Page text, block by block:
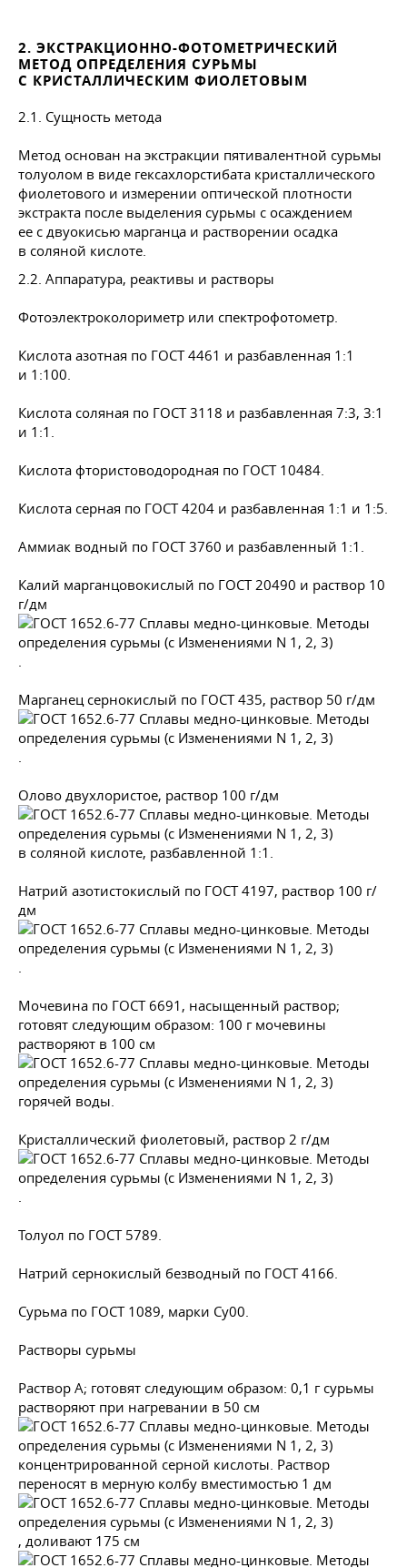
2. ЭКСТРАКЦИОННО-ФОТОМЕТРИЧЕСКИЙ
МЕТОД ОПРЕДЕЛЕНИЯ СУРЬМЫ
С КРИСТАЛЛИЧЕСКИМ ФИОЛЕТОВЫМ
2.1. Сущность метода
Метод основан на экстракции пятивалентной сурьмы
толуолом в виде гексахлорстибата кристаллического
фиолетового и измерении оптической плотности
экстракта после выделения сурьмы с осаждением
ее с двуокисью марганца и растворении осадка
в соляной кислоте.
2.2. Аппаратура, реактивы и растворы
Фотоэлектроколориметр или спектрофотометр.
Кислота азотная по ГОСТ 4461 и разбавленная 1:1
и 1:100.
Кислота соляная по ГОСТ 3118 и разбавленная 7:3, 3:1
и 1:1.
Кислота фтористоводородная по ГОСТ 10484.
Кислота серная по ГОСТ 4204 и разбавленная 1:1 и 1:5.
Аммиак водный по ГОСТ 3760 и разбавленный 1:1.
Калий марганцовокислый по ГОСТ 20490 и раствор 10
г/дм
.
Марганец сернокислый по ГОСТ 435, раствор 50 г/дм
.
Олово двухлористое, раствор 100 г/дм
в соляной кислоте, разбавленной 1:1.
Натрий азотистокислый по ГОСТ 4197, раствор 100 г/
дм
.
Мочевина по ГОСТ 6691 , насыщенный раствор;
готовят следующим образом: 100 г мочевины
растворяют в 100 см
горячей воды.
Кристаллический фиолетовый, раствор 2 г/дм
.
Толуол по ГОСТ 5789.
Натрий сернокислый безводный по ГОСТ 4166.
Сурьма по ГОСТ 1089, марки Су00.
Растворы сурьмы
Раствор А; готовят следующим образом: 0,1 г сурьмы
растворяют при нагревании в 50 см
концентрированной серной кислоты. Раствор
переносят в мерную колбу вместимостью 1 дм
, доливают 175 см